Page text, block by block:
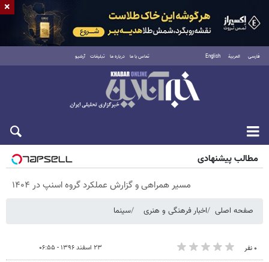
فارسی العربية English تماس با ما درباره ما تبلیغات آرشیو
شنبه ۱۷ مرداد ۱۴۰۵
مطالب پیشنهادی
مسیر همراهی و گزارش عملکرد گروه اسنپ در ۱۴۰۴
صفحه اصلی اخبار فرهنگی و هنری سینما
۰ نفر ۲۳ اسفند ۱۳۹۶ - ۰۶:۵۵
×